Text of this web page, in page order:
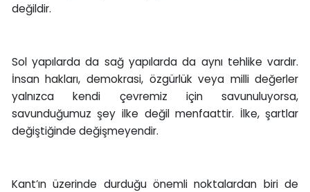
değildir.
Sol yapılarda da sağ yapılarda da aynı tehlike vardır.
İnsan hakları, demokrasi, özgürlük veya milli değerler
yalnızca kendi çevremiz için savunuluyorsa,
savunduğumuz şey ilke değil menfaattir. İlke, şartlar
değiştiğinde değişmeyendir.
Kant’ın üzerinde durduğu önemli noktalardan biri de